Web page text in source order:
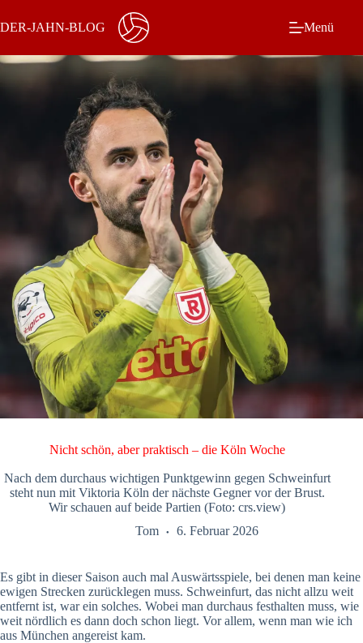
Inhalt
springen
DER-JAHN-BLOG Menü
Nicht schön, aber praktisch – die Köln Woche
Nach dem durchaus wichtigen Punktgewinn gegen Schweinfurt
steht nun mit Viktoria Köln der nächste Gegner vor der Brust.
Wir schauen auf beide Partien (Foto: crs.view)
Tom
6. Februar 2026
Es gibt in dieser Saison auch mal Auswärtsspiele, bei denen man keine
ewigen Strecken zurücklegen muss. Schweinfurt, das nicht allzu weit
entfernt ist, war ein solches. Wobei man durchaus festhalten muss, wie
weit nördlich es dann doch schon liegt. Vor allem, wenn man wie ich
aus München angereist kam.